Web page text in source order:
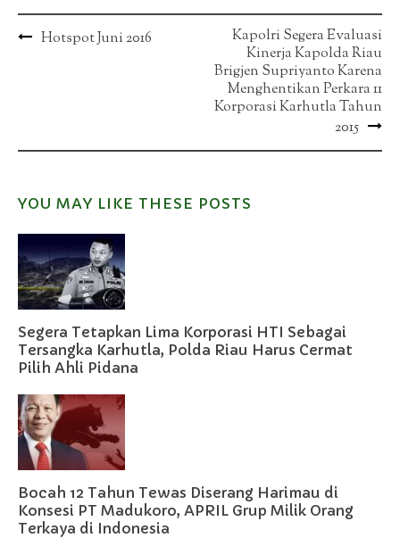
PostHotspot Juni 2016
Kapolri Segera Evaluasi
Kinerja Kapolda Riau
Brigjen Supriyanto Karena
Menghentikan Perkara 11
Korporasi Karhutla Tahun
2015
YOU MAY LIKE THESE POSTS
Segera Tetapkan Lima Korporasi HTI Sebagai
Tersangka Karhutla, Polda Riau Harus Cermat
Pilih Ahli Pidana
Bocah 12 Tahun Tewas Diserang Harimau di
Konsesi PT Madukoro, APRIL Grup Milik Orang
Terkaya di Indonesia